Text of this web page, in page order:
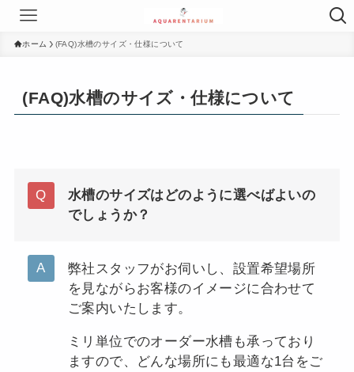
ホーム (FAQ)水槽のサイズ・仕様について
(FAQ)水槽のサイズ・仕様について
水槽のサイズはどのように選べばよいの
でしょうか？
弊社スタッフがお伺いし、設置希望場所
を見ながらお客様のイメージに合わせて
ご案内いたします。
ミリ単位でのオーダー水槽も承っており
ますので、どんな場所にも最適な1台をご